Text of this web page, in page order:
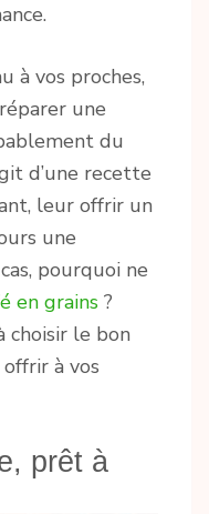
à vos proches,
une
du
d’une recette
leur offrir un
une
pourquoi ne
en grains ?
choisir le bon
à vos
prêt à